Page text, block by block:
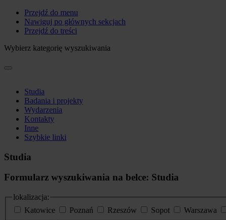
Przejdź do menu
Nawiguj po głównych sekcjach
Przejdź do treści
Wybierz kategorię wyszukiwania
Studia
Badania i projekty
Wydarzenia
Kontakty
Inne
Szybkie linki
Studia
Formularz wyszukiwania na belce: Studia
lokalizacja:
Katowice
Poznań Rzeszów Sopot Warszawa